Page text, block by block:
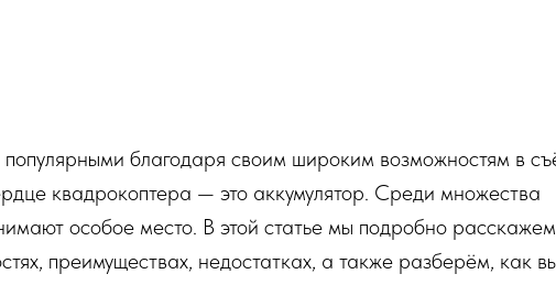
благодаря своим широким возможностям в
квадрокоптера — это аккумулятор. Среди множества
особое место. В этой статье мы подробно
преимуществах, недостатках, а также разберём, как